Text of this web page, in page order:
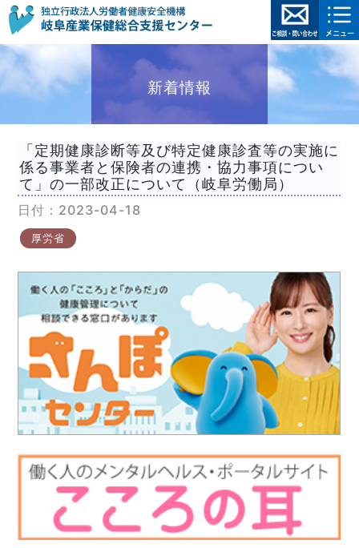
新着情報
「定期健康診断等及び特定健康診査等の実施に
係る事業者と保険者の連携・協力事項につい
て」の一部改正について（岐阜労働局）
日付：2023-04-18
厚労省